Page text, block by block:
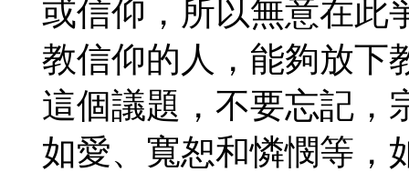
或信仰，所以無意在此
教信仰的人，能夠放下
這個議題，不要忘記，
如愛、寬恕和憐憫等，